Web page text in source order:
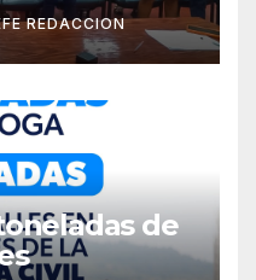
a
REDACCION
de